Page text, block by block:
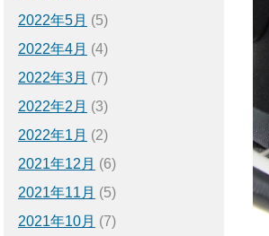
2022年5月 (5)
2022年4月 (4)
2022年3月 (7)
2022年2月 (3)
2022年1月 (2)
2021年12月 (6)
2021年11月 (5)
2021年10月 (7)